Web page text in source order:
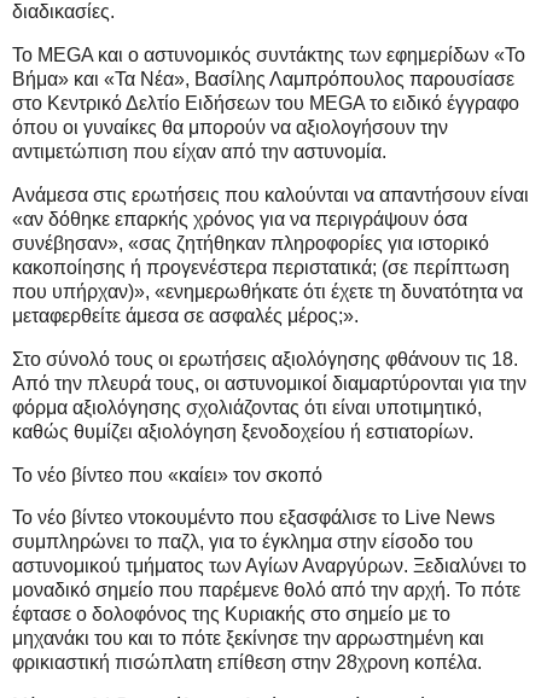
διαδικασίες.
Το MEGA και ο αστυνομικός συντάκτης των εφημερίδων «Το
Βήμα» και «Τα Νέα», Βασίλης Λαμπρόπουλος παρουσίασε
στο Κεντρικό Δελτίο Ειδήσεων του MEGA το ειδικό έγγραφο
όπου οι γυναίκες θα μπορούν να αξιολογήσουν την
αντιμετώπιση που είχαν από την αστυνομία.
Ανάμεσα στις ερωτήσεις που καλούνται να απαντήσουν είναι
«αν δόθηκε επαρκής χρόνος για να περιγράψουν όσα
συνέβησαν», «σας ζητήθηκαν πληροφορίες για ιστορικό
κακοποίησης ή προγενέστερα περιστατικά; (σε περίπτωση
που υπήρχαν)», «ενημερωθήκατε ότι έχετε τη δυνατότητα να
μεταφερθείτε άμεσα σε ασφαλές μέρος;».
Στο σύνολό τους οι ερωτήσεις αξιολόγησης φθάνουν τις 18.
Από την πλευρά τους, οι αστυνομικοί διαμαρτύρονται για την
φόρμα αξιολόγησης σχολιάζοντας ότι είναι υποτιμητικό,
καθώς θυμίζει αξιολόγηση ξενοδοχείου ή εστιατορίων.
Το νέο βίντεο που «καίει» τον σκοπό
Το νέο βίντεο ντοκουμέντο που εξασφάλισε το Live News
συμπληρώνει το παζλ, για το έγκλημα στην είσοδο του
αστυνομικού τμήματος των Αγίων Αναργύρων. Ξεδιαλύνει το
μοναδικό σημείο που παρέμενε θολό από την αρχή. Το πότε
έφτασε ο δολοφόνος της Κυριακής στο σημείο με το
μηχανάκι του και το πότε ξεκίνησε την αρρωστημένη και
φρικιαστική πισώπλατη επίθεση στην 28χρονη κοπέλα.